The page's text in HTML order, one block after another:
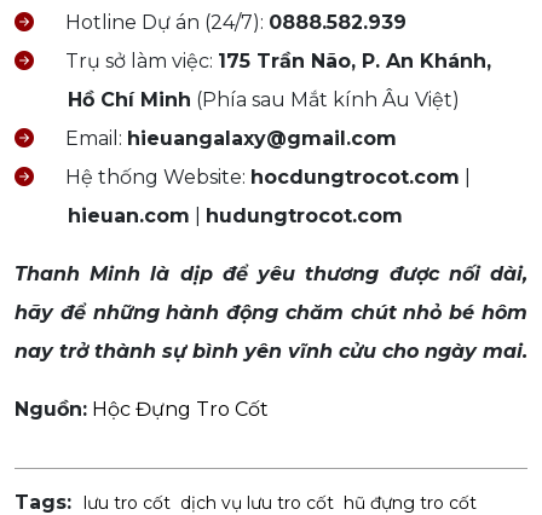
Hotline Dự án (24/7): 0888.582.939
Trụ sở làm việc: 175 Trần Não, P. An Khánh,
Hồ Chí Minh (Phía sau Mắt kính Âu Việt)
Email: hieuangalaxy@gmail.com
Hệ thống Website: hocdungtrocot.com
hieuan.com
hudungtrocot.com
Thanh Minh là dịp để yêu thương được nối dài,
hãy để những hành động chăm chút nhỏ bé hôm
nay trở thành sự bình yên vĩnh cửu cho ngày mai.
Nguồn: Hộc Đựng Tro Cốt
Tags: lưu tro cốt dịch vụ lưu tro cốt hũ đựng tro cốt